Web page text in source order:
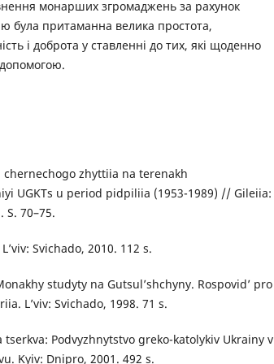
монарших згромаджень за рахунок
була притаманна велика простота,
і доброта у ставленні до тих, які щоденно
chernechogo zhyttiia na terenakh
UGKTs u period pidpiliia (1953-1989) // Gileiia:
S. 70–75.
Svichado, 2010. 112 s.
studyty na Gutsul’shchyny. Rospovid’ pro
L’viv: Svichado, 1998. 71 s.
tserkva: Podvyzhnytstvo greko-katolykiv Ukrainy v
Kyiv: Dnipro, 2001. 492 s.